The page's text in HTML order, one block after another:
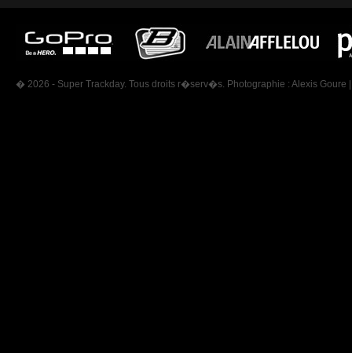
� 2026 - Super Trackday. Tous droits r�serv�s. Photographie : Alexis Goure